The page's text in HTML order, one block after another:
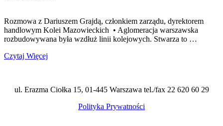
Rozmowa z Dariuszem Grajdą, członkiem zarządu, dyrektorem
handlowym Kolei Mazowieckich • Aglomeracja warszawska
rozbudowywana była wzdłuż linii kolejowych. Stwarza to …
Czytaj Więcej
ul. Erazma Ciołka 15, 01-445 Warszawa tel./fax 22 620 60 29
Polityka Prywatności